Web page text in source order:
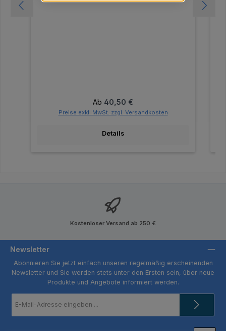
Regulärer Preis:
Ab 40,50 €
Preise exkl. MwSt. zzgl. Versandkosten
Details
Kostenloser Versand ab 250 €
Newsletter
Abonnieren Sie jetzt einfach unseren regelmäßig erscheinenden
Newsletter und Sie werden stets unter den Ersten sein, über neue
Produkte und Angebote informiert werden.
Mail-